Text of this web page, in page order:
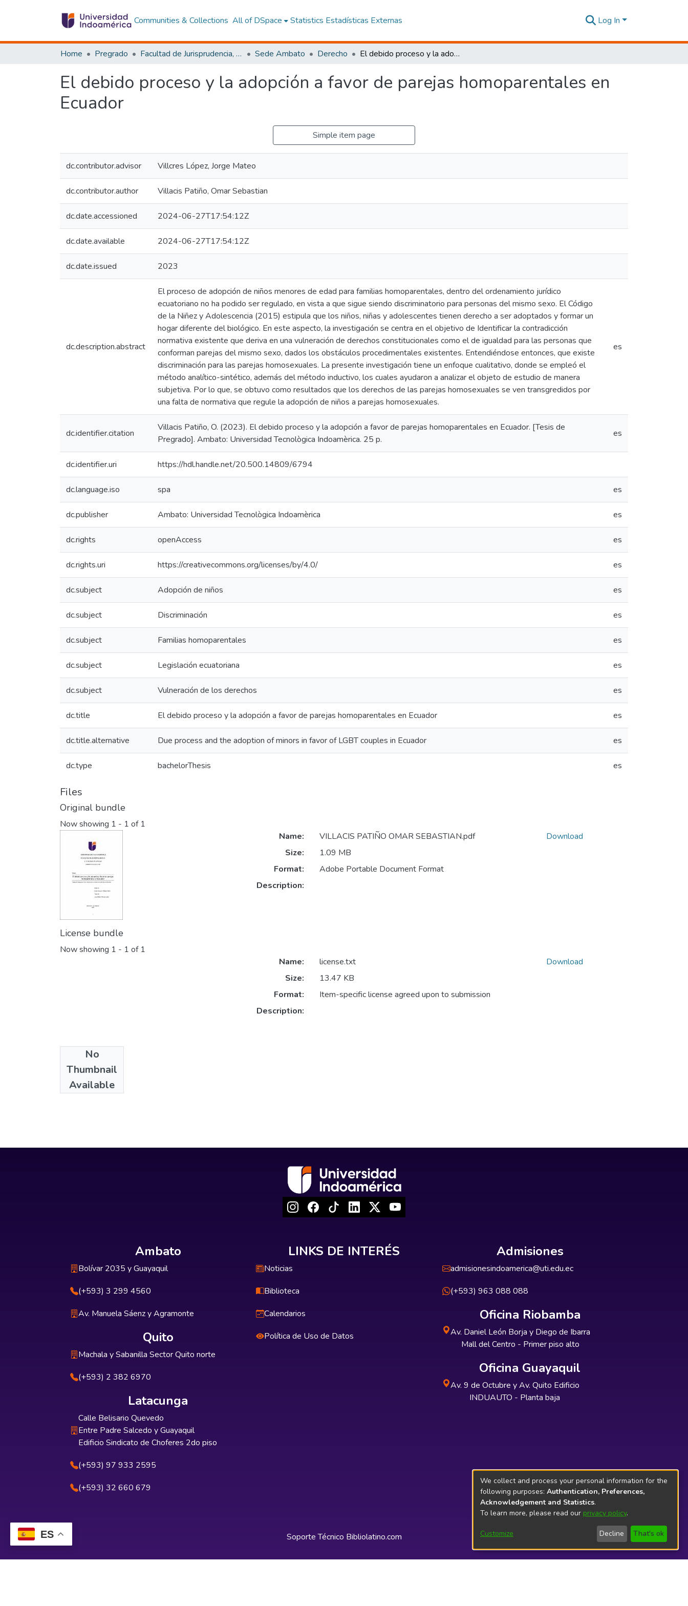
ES
Communities & Collections All of DSpace Statistics Estadísticas Externas Log In
Home Pregrado Facultad de Jurisprudencia, Ciencias Políticas y Económicas Sede Ambato Derecho El debido proceso y la adopción a favor de parejas homoparentales en Ecuador
El debido proceso y la adopción a favor de parejas homoparentales en
Ecuador
Simple item page
dc.contributor.advisor Villcres López, Jorge Mateo
dc.contributor.author Villacis Patiño, Omar Sebastian
dc.date.accessioned 2024-06-27T17:54:12Z
dc.date.available 2024-06-27T17:54:12Z
dc.date.issued 2023
dc.description.abstract
El proceso de adopción de niños menores de edad para familias homoparentales, dentro del ordenamiento jurídico
ecuatoriano no ha podido ser regulado, en vista a que sigue siendo discriminatorio para personas del mismo sexo. El Código
de la Niñez y Adolescencia (2015) estipula que los niños, niñas y adolescentes tienen derecho a ser adoptados y formar un
hogar diferente del biológico. En este aspecto, la investigación se centra en el objetivo de Identificar la contradicción
normativa existente que deriva en una vulneración de derechos constitucionales como el de igualdad para las personas que
conforman parejas del mismo sexo, dados los obstáculos procedimentales existentes. Entendiéndose entonces, que existe
discriminación para las parejas homosexuales. La presente investigación tiene un enfoque cualitativo, donde se empleó el
método analítico-sintético, además del método inductivo, los cuales ayudaron a analizar el objeto de estudio de manera
subjetiva. Por lo que, se obtuvo como resultados que los derechos de las parejas homosexuales se ven transgredidos por
una falta de normativa que regule la adopción de niños a parejas homosexuales.
es
dc.identifier.citation
Villacis Patiño, O. (2023). El debido proceso y la adopción a favor de parejas homoparentales en Ecuador. [Tesis de
Pregrado]. Ambato: Universidad Tecnològica Indoamèrica. 25 p.
es
dc.identifier.uri https://hdl.handle.net/20.500.14809/6794
dc.language.iso spa es
dc.publisher Ambato: Universidad Tecnològica Indoamèrica es
dc.rights openAccess es
dc.rights.uri https://creativecommons.org/licenses/by/4.0/ es
dc.subject Adopción de niños es
dc.subject Discriminación es
dc.subject Familias homoparentales es
dc.subject Legislación ecuatoriana es
dc.subject Vulneración de los derechos es
dc.title El debido proceso y la adopción a favor de parejas homoparentales en Ecuador es
dc.title.alternative Due process and the adoption of minors in favor of LGBT couples in Ecuador es
dc.type bachelorThesis es
Files
Original bundle
Now showing 1 - 1 of 1
Name:
VILLACIS PATIÑO OMAR SEBASTIAN.pdf
Size:
1.09 MB
Format:
Adobe Portable Document Format
Description:
Download
License bundle
Now showing 1 - 1 of 1
No
Thumbnail
Available
Name:
license.txt
Size:
13.47 KB
Format:
Item-specific license agreed upon to submission
Description:
Download
Collections
Derecho
Ambato
Bolívar 2035 y Guayaquil
(+593) 3 299 4560
Av. Manuela Sáenz y Agramonte
Quito
Machala y Sabanilla Sector Quito norte
(+593) 2 382 6970
Latacunga
Calle Belisario Quevedo
Entre Padre Salcedo y Guayaquil
Edificio Sindicato de Choferes 2do piso
(+593) 97 933 2595
(+593) 32 660 679
LINKS DE INTERÉS
Noticias
Biblioteca
Calendarios
Política de Uso de Datos
Admisiones
admisionesindoamerica@uti.edu.ec
(+593) 963 088 088
Oficina Riobamba
Av. Daniel León Borja y Diego de Ibarra
Mall del Centro - Primer piso alto
Oficina Guayaquil
Av. 9 de Octubre y Av. Quito Edificio
INDUAUTO - Planta baja
Soporte Técnico Bibliolatino.com
We collect and process your personal information for the
following purposes: Authentication, Preferences,
Acknowledgement and Statistics.
To learn more, please read our privacy policy.
Customize Decline That's ok